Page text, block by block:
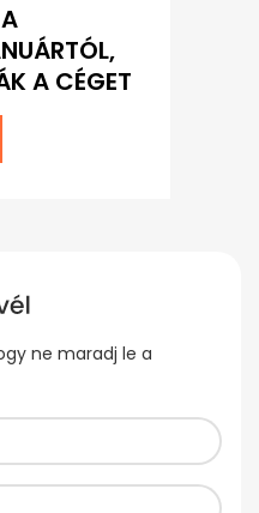
A CÉGET
ne maradj le a